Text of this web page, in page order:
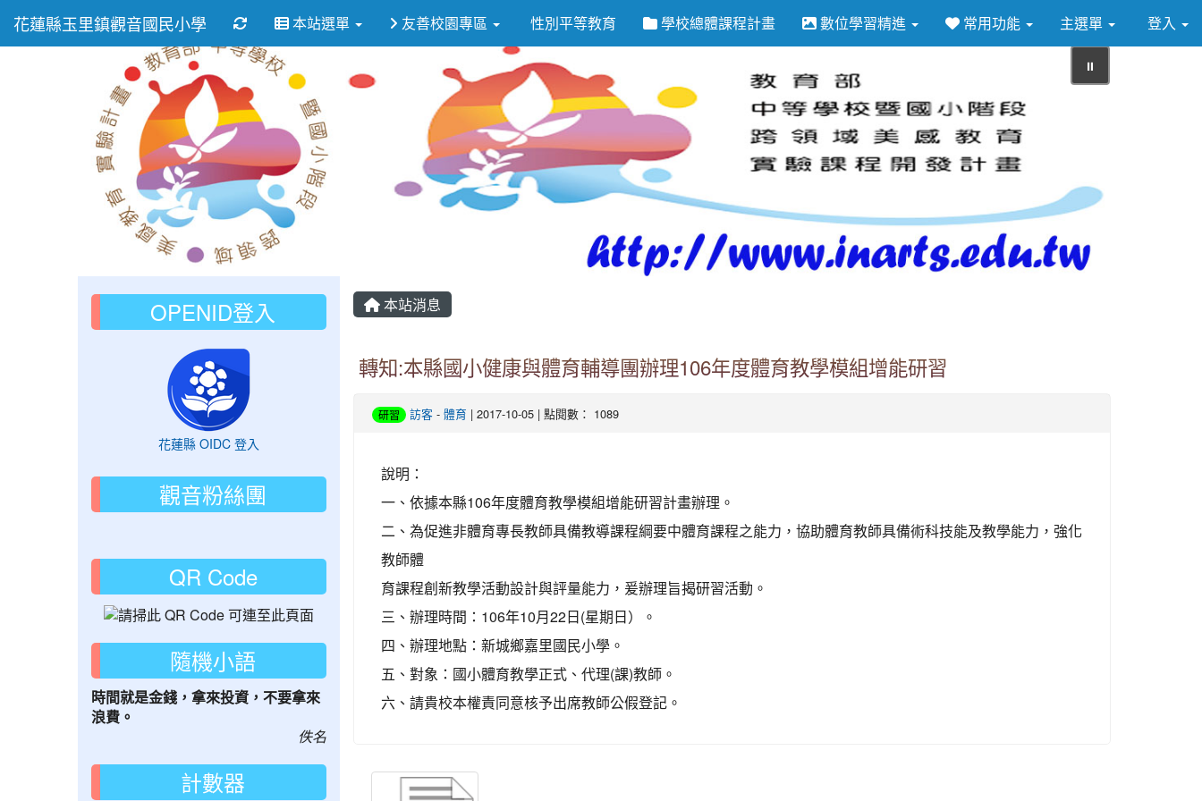
花蓮縣玉里鎮觀音國民小學 重新取得佈景設定
本站選單 友善校園專區 性別平等教育 學校總體課程計畫 數位學習精進 常用功能 主選單 登入
⏸
本站消息
轉知:本縣國小健康與體育輔導團辦理106年度體育教學模組增能研習
研習 訪客- 體育 | 2017-10-05 | 點閱數： 1089
說明：
一、依據本縣106年度體育教學模組增能研習計畫辦理。
二、為促進非體育專長教師具備教導課程綱要中體育課程之能力，協助體育教師具備術科技能及教學能力，強化
教師體
育課程創新教學活動設計與評量能力，爰辦理旨揭研習活動。
三、辦理時間：106年10月22日(星期日）。
四、辦理地點：新城鄉嘉里國民小學。
五、對象：國小體育教學正式、代理(課)教師。
六、請貴校本權責同意核予出席教師公假登記。
OPENID登入
花蓮縣 OIDC 登入
觀音粉絲團
QR Code
隨機小語
時間就是金錢，拿來投資，不要拿來
浪費。
佚名
計數器